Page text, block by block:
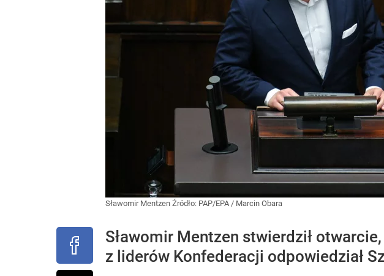
Sławomir Mentzen Źródło: PAP/EPA / Marcin Obara
Sławomir Mentzen stwierdził
z liderów Konfederacji odpowiedział